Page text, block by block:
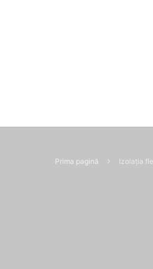
Prima pagină Izolația